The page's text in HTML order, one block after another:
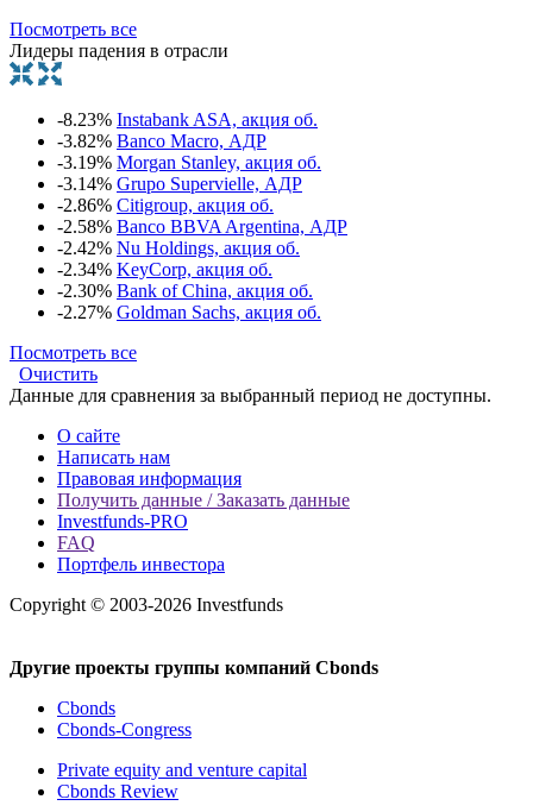
Посмотреть все
Лидеры падения в отрасли
-8.23% Instabank ASA, акция об.
-3.82% Banco Macro, АДР
-3.19% Morgan Stanley, акция об.
-3.14% Grupo Supervielle, АДР
-2.86% Citigroup, акция об.
-2.58% Banco BBVA Argentina, АДР
-2.42% Nu Holdings, акция об.
-2.34% KeyCorp, акция об.
-2.30% Bank of China, акция об.
-2.27% Goldman Sachs, акция об.
Посмотреть все
Очистить
Данные для сравнения за выбранный период не доступны.
О сайте
Написать нам
Правовая информация
Получить данные / Заказать данные
Investfunds-PRO
FAQ
Портфель инвестора
Copyright © 2003-2026 Investfunds
Другие проекты группы компаний Cbonds
Cbonds
Cbonds-Congress
Private equity and venture capital
Cbonds Review